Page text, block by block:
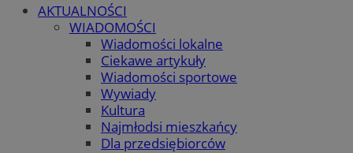
AKTUALNOŚCI
WIADOMOŚCI
Wiadomości lokalne
Ciekawe artykuły
Wiadomości sportowe
Wywiady
Kultura
Najmłodsi mieszkańcy
Dla przedsiębiorców